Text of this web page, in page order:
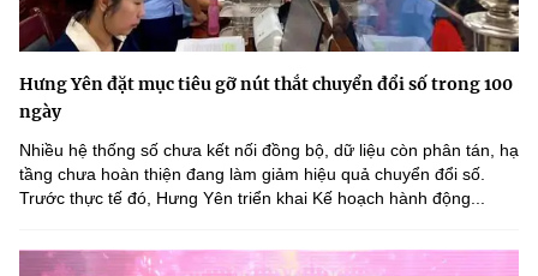
Hưng Yên đặt mục tiêu gỡ nút thắt chuyển đổi số trong 100
ngày
Nhiều hệ thống số chưa kết nối đồng bộ, dữ liệu còn phân tán, hạ
tầng chưa hoàn thiện đang làm giảm hiệu quả chuyển đổi số.
Trước thực tế đó, Hưng Yên triển khai Kế hoạch hành động...